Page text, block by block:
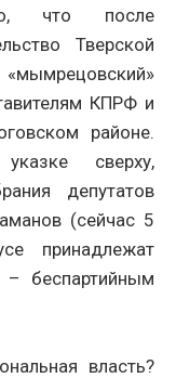
что после
Тверской
КПРФ и
районе.
сверху,
депутатов
(сейчас 5
принадлежат
беспартийным
власть?